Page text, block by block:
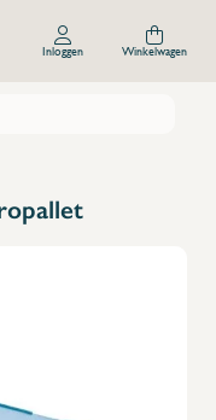
Inloggen Winkelwagen